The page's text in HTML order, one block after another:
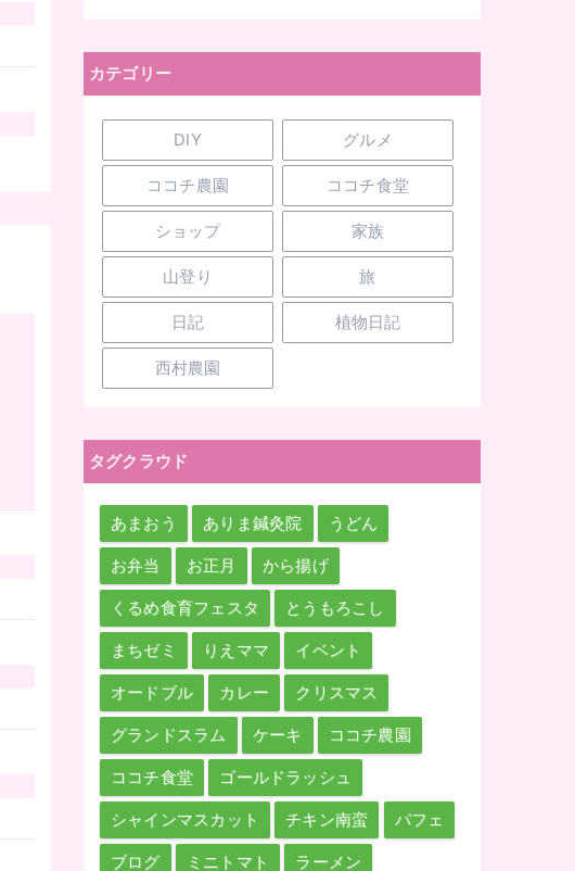
カテゴリー
DIY グルメ
ココチ農園 ココチ食堂
ショップ 家族
山登り 旅
日記 植物日記
西村農園
タグクラウド
あまおう ありま鍼灸院 うどん
お弁当 お正月 から揚げ
くるめ食育フェスタ とうもろこし
まちゼミ りえママ イベント
オードブル カレー クリスマス
グランドスラム ケーキ ココチ農園
ココチ食堂 ゴールドラッシュ
シャインマスカット チキン南蛮 パフェ
ブログ ミニトマト ラーメン